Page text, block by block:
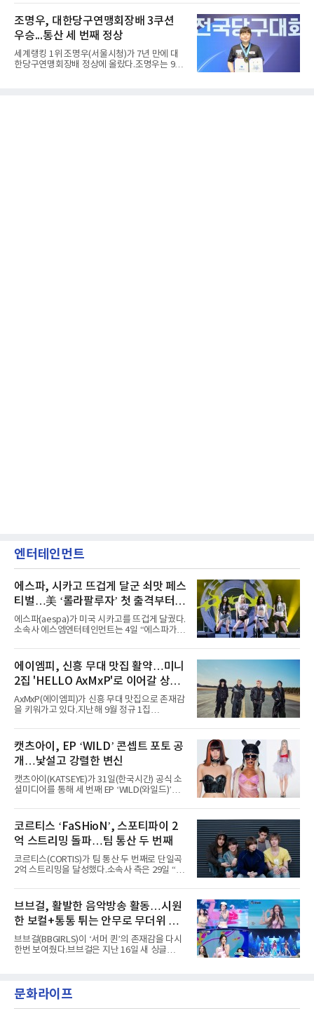
의 전성기’ 하나로 설명하기 어렵다. 계산력·집
중력·학습 속도
일본 요코하마에서 열린 대회 마지막 날 남자 단
식 결승에서 일본의 에이스 하리모토 도모카즈
(5위)에게 게임 점수 1-4(11-7 7-11 4-11 8-11
7-11)로 졌다.결승에 오르기까지의 여정은 인상
적이었다. 그는 8강에서 세계 11위 당치우(독일)
를 4-3, 준결승에서 24위 시노즈카 히로토(일본)
를 4-1로 꺾고 생애 처음으로 챔피언스 결승에
조명우, 대한당구연맹회장배 3쿠션
우승...통산 세 번째 정상
세계랭킹 1위 조명우(서울시청)가 7년 만에 대
한당구연맹회장배 정상에 올랐다.조명우는 9일
엔터테인먼트
에스파, 시카고 뜨겁게 달군 쇠맛 페스
티벌…美 ‘롤라팔루자’ 첫 출격부터
증명한 존재감
에스파(aespa)가 미국 시카고를 뜨겁게 달궜다.
소속사 에스엠엔터테인먼트는 4일 “에스파가
서 열린 ‘롤라팔루자 시카고’(Lollapalooza
Chicago)의 알리안츠 스테이지에 올랐다”며
“총 14곡으로 구성된 세트리스트를 선사, 데뷔 7
년 차다운 노련한 무대 매너와 파워풀한 에너지
로 현장의 분위기를 압도했다”고 밝혔다.1991
년 시작된 ‘롤라팔루자’는 8개 스테이지, 170여
팀의 아티스트와 40만 명 이상의 관객이 운집하
코르티스 등 K팝 스타들이 출연진 명단에 이름
을 올렸다.이날 에스파는
에이엠피, 신흥 무대 맛집 활약…미니
2집 'HELLO AxMxP'로 이어갈 상승
세
AxMxP(에이엠피)가 신흥 무대 맛집으로 존재감
을 키워가고 있다.지난해 9월 정규 1집
AxMxP는 데뷔 전부터 버스킹과 각종 페스티벌,
공연 무대에 오르며 실전 경험을 쌓아왔다.이들
은 소속사 패밀리 콘서트를 비롯해 '뷰티풀 민트
라이프 2025', '2025 부산국제록페스티벌' 등 대
형 무대에 잇달아 출연해 당찬 에너지와 풋풋한
매력으로 음악팬들의 눈도장을 찍었다.이후
AxMxP는 '카운트다운 판타지 2025-2026',
정적인 실력을 입증했고, 올해 '2026 어썸뮤직
페스티벌', '뷰티풀 민트 라이프 2026', '2026
캣츠아이, EP ‘WILD’ 콘셉트 포토 공
개…낯설고 강렬한 변신
캣츠아이(KATSEYE)가 31일(한국시간) 공식 소
셜미디어를 통해 세 번째 EP ‘WILD(와일드)’의
heart(와일드 하트)’라는 제목이 붙은 콘셉트 포
토에는 멤버들의 본능적이고 야성적인 면모가
강렬하게 담겼다. 짙은 아이섀도와 푸른빛·금빛·
붉은빛의 컬러 렌즈가 비현실적인 분위기를 자
아내고, 여러 원색이 불규칙하게 뒤섞인 멀티컬
러 헤어와 과감한 블루·블랙 립 메이크업이 낯설
고도 매혹적인 비주얼을 완성했다.스타일링 역
엣을 거침없이 결합했다. 멤버들은 각기 다른 개
성을 살린 스타일링을 선
코르티스 ‘FaSHioN’, 스포티파이 2
억 스트리밍 돌파…팀 통산 두 번째
코르티스(CORTIS)가 팀 통산 두 번째로 단일곡
2억 스트리밍을 달성했다.소속사 측은 29일 “코
벌 오디오·음원 스트리밍 플랫폼 스포티파이에
서 27일 자로 누적 재생 수 2억 회를 돌파했
다”고 밝혔다.곡이 발표된 지 약 10개월 만이다.
팀의 첫 번째 2억 스트리밍 곡은 동일 음반에 수
록된 ‘GO!’다. 이 노래는 공개 약 9개월 만인 지
난달 26일 자에 2억 고지를 밟았다. 이는 최근 5
년 내 데뷔한 보이그룹의 곡 중 최단기 2억 달성
했다. “내 티, 5 bucks 바지는, 만원” 등 멤버들
의 라이프 스타일
브브걸, 활발한 음악방송 활동…시원
한 보컬+통통 튀는 안무로 무더위 사
냥
브브걸(BBGIRLS)이 ‘서머 퀸’의 존재감을 다시
한번 보여줬다.브브걸은 지난 16일 새 싱글
MBC '쇼! 음악중심', SBS '인기가요' 등 주요 음
악방송 무대에 올라 화려한 퍼포먼스를 펼쳤다.
문화라이프